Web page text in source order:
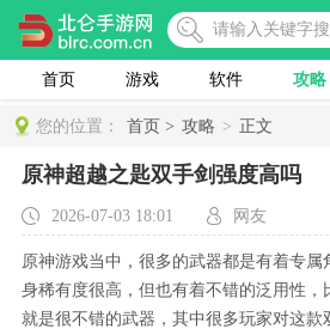
首页 游戏 软件 攻略
您的位置： 首页 > 攻略 > 正文
原神超越之匙双手剑强度高吗
2026-07-03 18:01 网友
原神游戏当中，很多的武器都是有着专属
身稀有度很高，但也有着不错的泛用性，
就是很不错的武器，其中很多玩家对这款